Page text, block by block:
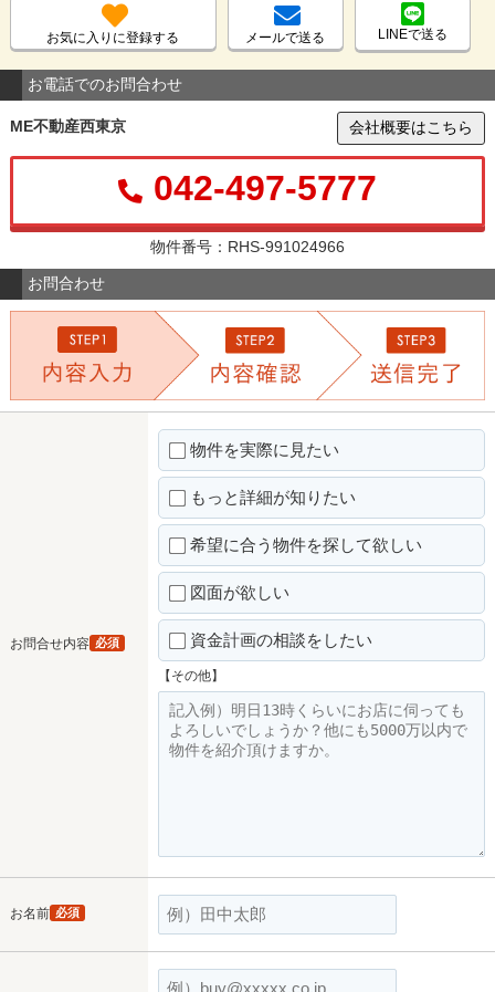
お気に入りに登録する メールで送る LINEで送る
お電話でのお問合わせ
ME不動産西東京 会社概要はこちら
042-497-5777
物件番号：RHS-991024966
お問合わせ
お問合せ内容 必須
物件を実際に見たい
もっと詳細が知りたい
希望に合う物件を探して欲しい
図面が欲しい
資金計画の相談をしたい
【その他】
お名前 必須